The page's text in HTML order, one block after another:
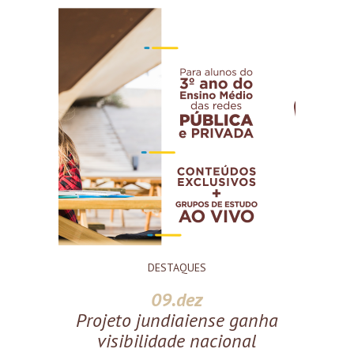
DESTAQUES
09.dez
Projeto jundiaiense ganha
visibilidade nacional